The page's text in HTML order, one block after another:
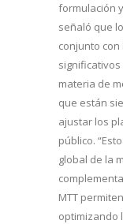
formulación
señaló que
conjunto
materia de
que están
ajustar los
público.
global de la
MTT
optimizando